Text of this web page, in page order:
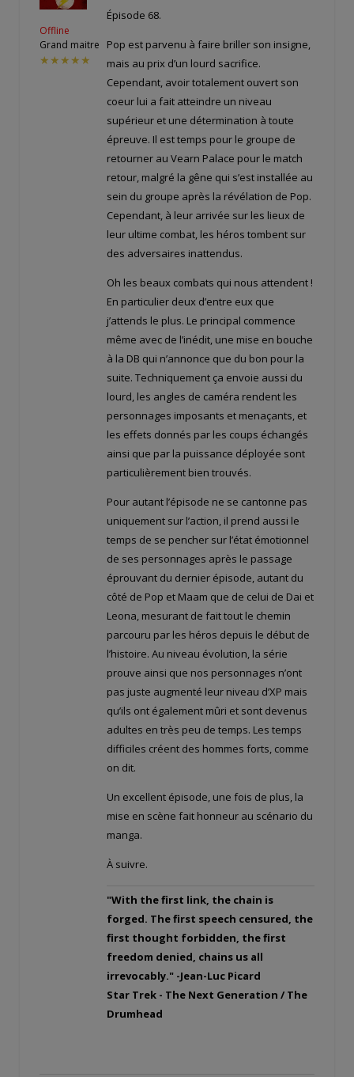
Offline
Grand maitre
★★★★★
Épisode 68.
Pop est parvenu à faire briller son insigne,
mais au prix d’un lourd sacrifice.
Cependant, avoir totalement ouvert son
coeur lui a fait atteindre un niveau
supérieur et une détermination à toute
épreuve. Il est temps pour le groupe de
retourner au Vearn Palace pour le match
retour, malgré la gêne qui s’est installée au
sein du groupe après la révélation de Pop.
Cependant, à leur arrivée sur les lieux de
leur ultime combat, les héros tombent sur
des adversaires inattendus.
Oh les beaux combats qui nous attendent !
En particulier deux d’entre eux que
j’attends le plus. Le principal commence
même avec de l’inédit, une mise en bouche
à la DB qui n’annonce que du bon pour la
suite. Techniquement ça envoie aussi du
lourd, les angles de caméra rendent les
personnages imposants et menaçants, et
les effets donnés par les coups échangés
ainsi que par la puissance déployée sont
particulièrement bien trouvés.
Pour autant l’épisode ne se cantonne pas
uniquement sur l’action, il prend aussi le
temps de se pencher sur l’état émotionnel
de ses personnages après le passage
éprouvant du dernier épisode, autant du
côté de Pop et Maam que de celui de Dai et
Leona, mesurant de fait tout le chemin
parcouru par les héros depuis le début de
l’histoire. Au niveau évolution, la série
prouve ainsi que nos personnages n’ont
pas juste augmenté leur niveau d’XP mais
qu’ils ont également mûri et sont devenus
adultes en très peu de temps. Les temps
difficiles créent des hommes forts, comme
on dit.
Un excellent épisode, une fois de plus, la
mise en scène fait honneur au scénario du
manga.
À suivre.
"With the first link, the chain is
forged. The first speech censured, the
first thought forbidden, the first
freedom denied, chains us all
irrevocably." -Jean-Luc Picard
Star Trek - The Next Generation / The
Drumhead